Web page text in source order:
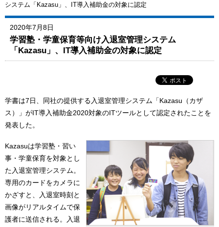
システム「Kazasu」、IT導入補助金の対象に認定
2020年7月8日
学習塾・学童保育等向け入退室管理システム
「Kazasu」、IT導入補助金の対象に認定
学書は7日、同社の提供する入退室管理システム「Kazasu（カザ
ス）」がIT導入補助金2020対象のITツールとして認定されたことを
発表した。
Kazasuは学習塾・習い
事・学童保育を対象とし
た入退室管理システム。
専用のカードをカメラに
かざすと、入退室時刻と
画像がリアルタイムで保
護者に送信される。入退